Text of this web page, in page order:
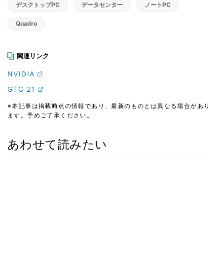
デスクトップPC データセンター ノートPC
Quadro
関連リンク
NVIDIA
GTC 21
※本記事は掲載時点の情報であり、最新のものとは異なる場合があり
ます。予めご了承ください。
あわせて読みたい